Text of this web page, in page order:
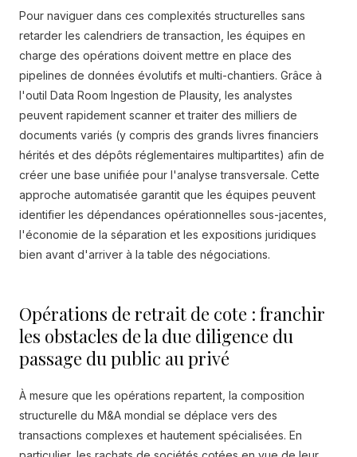
Pour naviguer dans ces complexités structurelles sans
retarder les calendriers de transaction, les équipes en
charge des opérations doivent mettre en place des
pipelines de données évolutifs et multi-chantiers. Grâce à
l'outil Data Room Ingestion de Plausity, les analystes
peuvent rapidement scanner et traiter des milliers de
documents variés (y compris des grands livres financiers
hérités et des dépôts réglementaires multipartites) afin de
créer une base unifiée pour l'analyse transversale. Cette
approche automatisée garantit que les équipes peuvent
identifier les dépendances opérationnelles sous-jacentes,
l'économie de la séparation et les expositions juridiques
bien avant d'arriver à la table des négociations.
Opérations de retrait de cote : franchir
les obstacles de la due diligence du
passage du public au privé
À mesure que les opérations repartent, la composition
structurelle du M&A mondial se déplace vers des
transactions complexes et hautement spécialisées. En